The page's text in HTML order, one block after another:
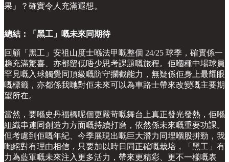
果」？確實令人充滿遐想。
總結：「黑工」嘅未來同期待
回顧「黑工」安祖山度士喺法甲嘅整個 24/25 球季，確實係一
趟充滿驚喜、亦都留低唔少思考課題嘅旅程。佢嗰種中場球員
罕見嘅入球觸覺同頂級嘅防守攔截能力，無疑係佢身上最耀眼
嘅標籤，亦都係我哋對佢未來可以為車路士帶來改變嘅主要期
望所在。
當然，要喺史丹福橋呢個更嚴苛嘅舞台上真正發光發熱，佢喺
組織串連同創造力方面嘅持續打磨，依然係未來嘅重要功課。
但考慮到佢嘅年紀、今季展現出嘅巨大潛力同埋嗰股拼勁，我
哋絕對有理由相信，只要加以時日同正確嘅栽培，「黑工」有
力為藍軍嘅未來注入更多活力，帶來更精彩、更不一樣嘅表